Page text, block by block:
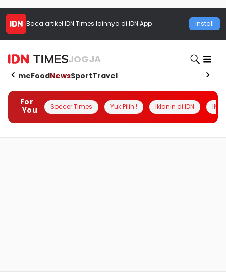
Baca artikel IDN Times lainnya di IDN App Install
JOGJA
HomeFoodNewsSportTravel
For
You
Soccer Times Yuk Pilih ! Iklanin di IDN